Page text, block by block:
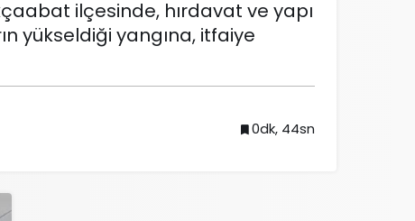
ilçesinde, hırdavat ve yapı
yükseldiği yangına, itfaiye
0dk, 44sn